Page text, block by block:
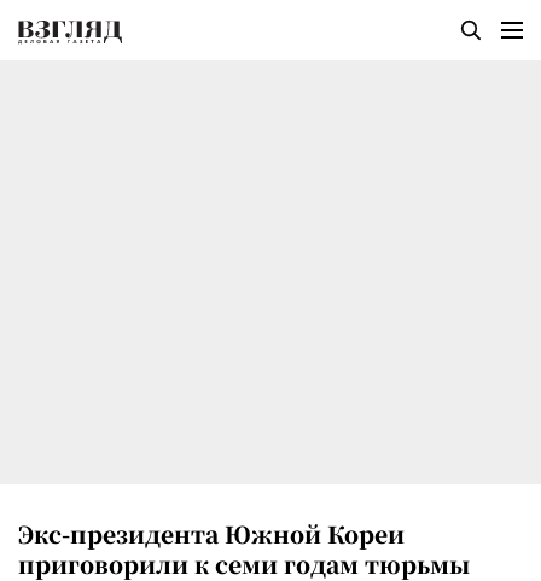
Экс-президента Южной Кореи
приговорили к семи годам тюрьмы